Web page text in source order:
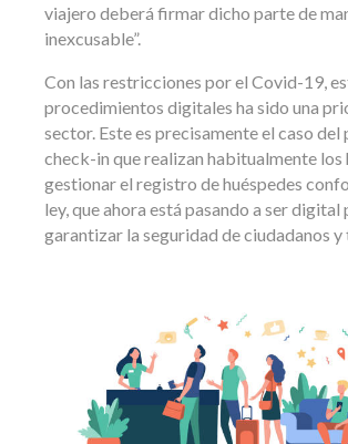
viajero deberá firmar dicho parte de
inexcusable”.
Con las restricciones por el Covid-19,
procedimientos digitales ha sido una
sector. Este es precisamente el caso del
check-in que realizan habitualmente los
gestionar el registro de huéspedes
ley, que ahora está pasando a ser digital
garantizar la seguridad de ciudadanos y